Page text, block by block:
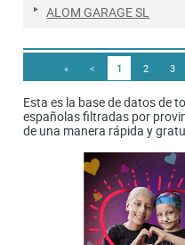
ALOM GARAGE SL
« < 1 2 3
Esta es la base de datos de
españolas filtradas por
de una manera rápida y